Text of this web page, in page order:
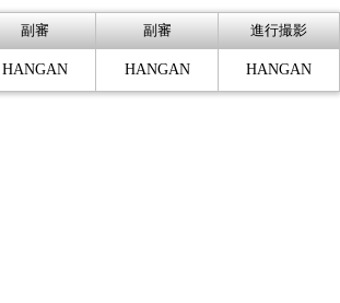
副審 副審 進行撮影
HANGAN HANGAN HANGAN